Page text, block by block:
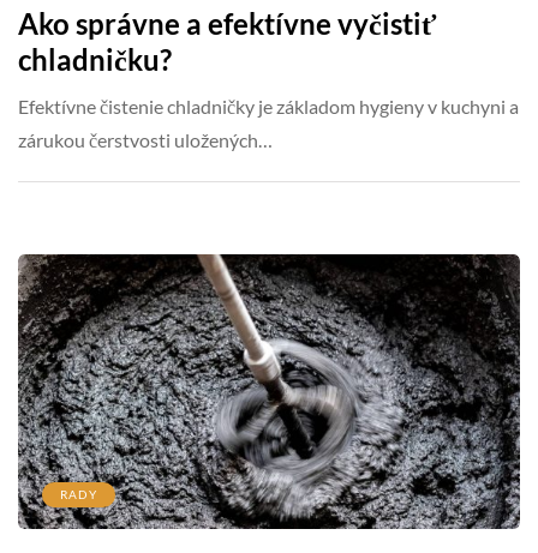
Ako správne a efektívne vyčistiť
chladničku?
Efektívne čistenie chladničky je základom hygieny v kuchyni a
zárukou čerstvosti uložených…
RADY